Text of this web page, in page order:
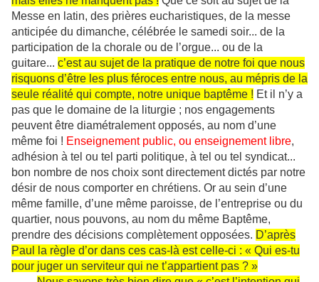
Messe en latin, des prières eucharistiques, de la messe
anticipée du dimanche, célébrée le samedi soir... de la
participation de la chorale ou de l’orgue... ou de la
guitare... c’est au sujet de la pratique de notre foi que nous
risquons d’être les plus féroces entre nous, au mépris de la
seule réalité qui compte, notre unique baptême ! Et il n’y a
pas que le domaine de la liturgie ; nos engagements
peuvent être diamétralement opposés, au nom d’une
même foi ! Enseignement public, ou enseignement libre,
adhésion à tel ou tel parti politique, à tel ou tel syndicat...
bon nombre de nos choix sont directement dictés par notre
désir de nous comporter en chrétiens. Or au sein d’une
même famille, d’une même paroisse, de l’entreprise ou du
quartier, nous pouvons, au nom du même Baptême,
prendre des décisions complètement opposées. D’après
Paul la règle d’or dans ces cas-là est celle-ci : « Qui es-tu
pour juger un serviteur qui ne t’appartient pas ? »